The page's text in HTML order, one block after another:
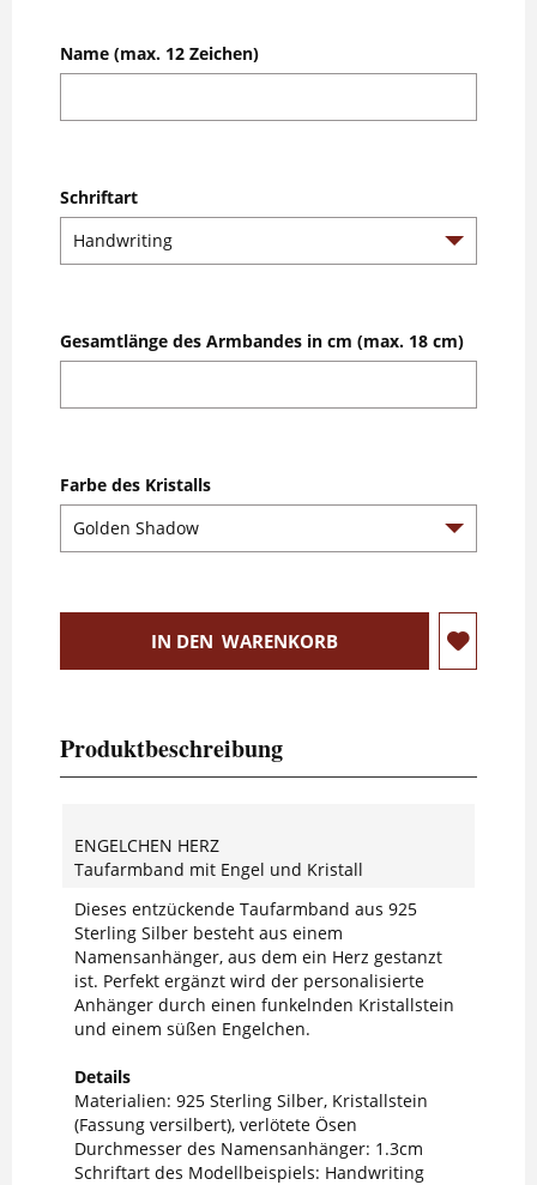
Name (max. 12 Zeichen)
Schriftart
Gesamtlänge des Armbandes in cm (max. 18 cm)
Farbe des Kristalls
IN DEN WARENKORB
Produktbeschreibung
ENGELCHEN HERZ
Taufarmband mit Engel und Kristall
Dieses entzückende Taufarmband aus 925
Sterling Silber besteht aus einem
Namensanhänger, aus dem ein Herz gestanzt
ist. Perfekt ergänzt wird der personalisierte
Anhänger durch einen funkelnden Kristallstein
und einem süßen Engelchen.
Details
Materialien: 925 Sterling Silber, Kristallstein
(Fassung versilbert), verlötete Ösen
Durchmesser des Namensanhänger: 1.3cm
Schriftart des Modellbeispiels: Handwriting